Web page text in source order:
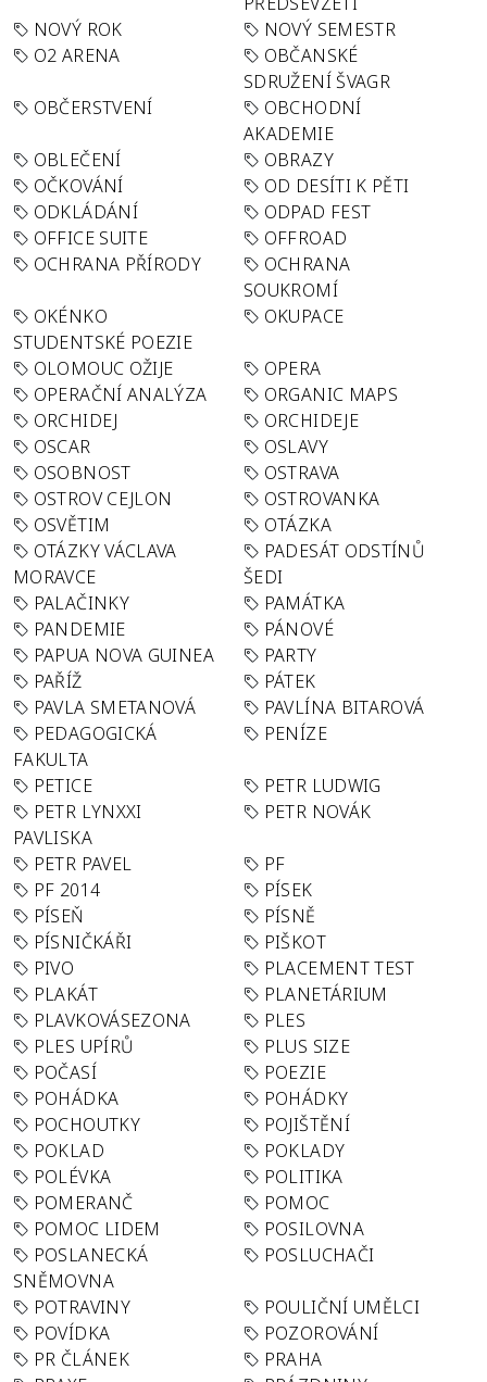
NOVÝ ROK
NOVÝ SEMESTR
O2 ARENA
OBČANSKÉ
SDRUŽENÍ ŠVAGR
OBČERSTVENÍ
OBCHODNÍ
AKADEMIE
OBLEČENÍ
OBRAZY
OČKOVÁNÍ
OD DESÍTI K PĚTI
ODKLÁDÁNÍ
ODPAD FEST
OFFICE SUITE
OFFROAD
OCHRANA PŘÍRODY
OCHRANA
SOUKROMÍ
OKÉNKO
STUDENTSKÉ POEZIE
OKUPACE
OLOMOUC OŽIJE
OPERA
OPERAČNÍ ANALÝZA
ORGANIC MAPS
ORCHIDEJ
ORCHIDEJE
OSCAR
OSLAVY
OSOBNOST
OSTRAVA
OSTROV CEJLON
OSTROVANKA
OSVĚTIM
OTÁZKA
OTÁZKY VÁCLAVA
MORAVCE
PADESÁT ODSTÍNŮ
ŠEDI
PALAČINKY
PAMÁTKA
PANDEMIE
PÁNOVÉ
PAPUA NOVA GUINEA
PARTY
PAŘÍŽ
PÁTEK
PAVLA SMETANOVÁ
PAVLÍNA BITAROVÁ
PEDAGOGICKÁ
FAKULTA
PENÍZE
PETICE
PETR LUDWIG
PETR LYNXXI
PAVLISKA
PETR NOVÁK
PETR PAVEL
PF
PF 2014
PÍSEK
PÍSEŇ
PÍSNĚ
PÍSNIČKÁŘI
PIŠKOT
PIVO
PLACEMENT TEST
PLAKÁT
PLANETÁRIUM
PLAVKOVÁSEZONA
PLES
PLES UPÍRŮ
PLUS SIZE
POČASÍ
POEZIE
POHÁDKA
POHÁDKY
POCHOUTKY
POJIŠTĚNÍ
POKLAD
POKLADY
POLÉVKA
POLITIKA
POMERANČ
POMOC
POMOC LIDEM
POSILOVNA
POSLANECKÁ
SNĚMOVNA
POSLUCHAČI
POTRAVINY
POULIČNÍ UMĚLCI
POVÍDKA
POZOROVÁNÍ
PR ČLÁNEK
PRAHA